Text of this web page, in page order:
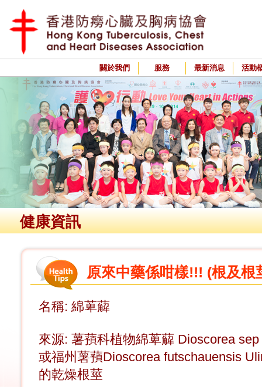
關於我們 服務 最新消息 活動
健康資訊
原來中藥係咁樣!!! (根及根
名稱: 綿萆薢
來源: 薯蕷科植物綿萆薢 Dioscorea
或福州薯蕷Dioscorea futschauensis
的乾燥根莖